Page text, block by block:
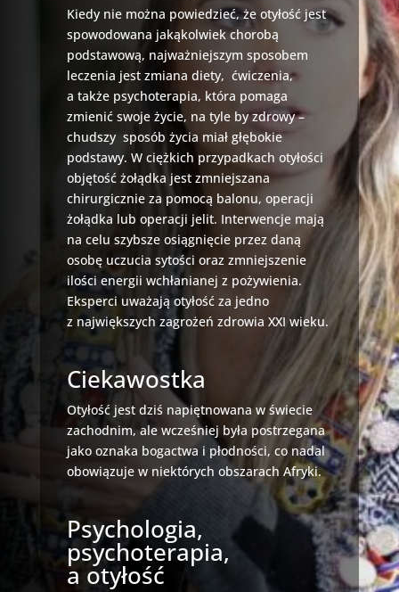
Kiedy nie można powiedzieć, że otyłość jest
spowodowana jakąkolwiek chorobą
podstawową, najważniejszym sposobem
leczenia jest zmiana diety, ćwiczenia,
a także psychoterapia, która pomaga
zmienić swoje życie, na tyle by zdrowy –
chudszy sposób życia miał głębokie
podstawy. W ciężkich przypadkach otyłości
objętość żołądka jest zmniejszana
chirurgicznie za pomocą balonu, operacji
żołądka lub operacji jelit. Interwencje mają
na celu szybsze osiągnięcie przez daną
osobę uczucia sytości oraz zmniejszenie
ilości energii wchłanianej z pożywienia.
Eksperci uważają otyłość za jedno
z największych zagrożeń zdrowia XXI wieku.
Ciekawostka
Otyłość jest dziś napiętnowana w świecie
zachodnim, ale wcześniej była postrzegana
jako oznaka bogactwa i płodności, co nadal
obowiązuje w niektórych obszarach Afryki.
Psychologia,
psychoterapia,
a otyłość